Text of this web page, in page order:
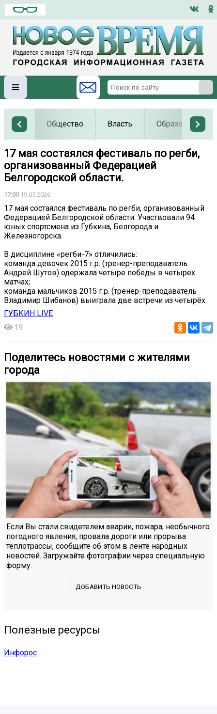
Общество Власть Образование
17 мая состаялся фестиваль по регби,
организованный Федерацией
Белгородской области.
17:0019.05.2026
17 мая состаялся фестиваль по регби, организованный
Федерацией Белгородской области. Участвовали 94
юных спортсмена из Губкина, Белгорода и
Железногорска.
В дисциплине «регби-7» отличились:
команда девочек 2015 г.р. (тренер-преподаватель
Андрей Шутов) одержала четыре победы в четырех
матчах;
команда мальчиков 2015 г.р. (тренер-преподаватель
Владимир Шибанов) выиграла две встречи из четырёх.
ГУБКИН LIVE
19
Поделитесь новостями с жителями
города
Если Вы стали свидетелем аварии, пожара, необычного
погодного явления, провала дороги или прорыва
теплотрассы, сообщите об этом в ленте народных
новостей. Загружайте фотографии через специальную
форму.
ДОБАВИТЬ НОВОСТЬ
Полезные ресурсы
Инфорос